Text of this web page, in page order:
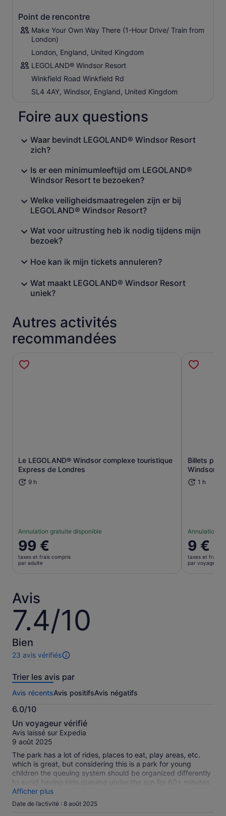
Point de rencontre
Make Your Own Way There (1-Hour Drive/ Train from
London)
London, England, United Kingdom
LEGOLAND® Windsor Resort
Winkfield Road Winkfield Rd
SL4 4AY, Windsor, England, United Kingdom
Foire aux questions
Waar bevindt LEGOLAND® Windsor Resort
zich?
Is er een minimumleeftijd om LEGOLAND®
Windsor Resort te bezoeken?
Welke veiligheidsmaatregelen zijn er bij
LEGOLAND® Windsor Resort?
Wat voor uitrusting heb ik nodig tijdens mijn
bezoek?
Hoe kan ik mijn tickets annuleren?
Wat maakt LEGOLAND® Windsor Resort
uniek?
Autres activités
recommandées
Le LEGOLAND® Windsor complexe touristique
Express de Londres
9 h
Annulation gratuite disponible
Le
prix
est
adulte
99 €
taxes et frais compris
par adulte
S’ouvre dans un nouvel onglet.
Billets
Windsor
1 h
Annulation
Le
prix
est
9 €
taxes et frais
par voyageur
Avis
7.4/10
7.4
sur
10
Bien
23 avis vérifiés
23 avis
cette
Plus
d’informations
sur
nos
avis
vérifiés
Trier les avis par
Avis récentsAvis positifsAvis négatifs
6.0/10
6.0
sur
10
Un voyageur vérifié
Avis laissé sur Expedia
9 août 2025
The park has a lot of rides, places to eat, play areas, etc.
which is great, but considering this is a park for young
children the queuing system should be organized differently
to avoid having kids queuing under the sun for 60+ minutes.
We only managed to see half of the park in one day.
Afficher plus
Date de l’activité : 8 août 2025